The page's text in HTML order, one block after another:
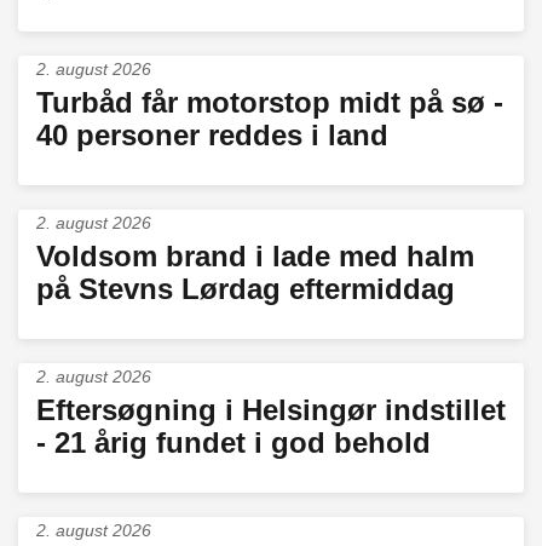
2. august 2026
Turbåd får motorstop midt på sø -
40 personer reddes i land
2. august 2026
Voldsom brand i lade med halm
på Stevns Lørdag eftermiddag
2. august 2026
Eftersøgning i Helsingør indstillet
- 21 årig fundet i god behold
2. august 2026